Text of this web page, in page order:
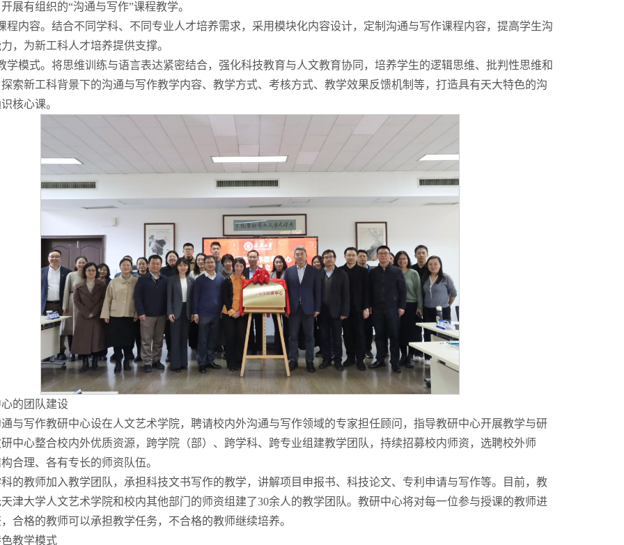
展有组织的“沟通与写作”课程教学。
程内容。结合不同学科、不同专业人才培养需求，采用模块化内容设计，定制沟通与写作课程内容，提高学生沟
，为新工科人才培养提供支撑。
学模式。将思维训练与语言表达紧密结合，强化科技教育与人文教育协同，培养学生的逻辑思维、批判性思维和
索新工科背景下的沟通与写作教学内容、教学方式、考核方式、教学效果反馈机制等，打造具有天大特色的沟
核心课。
的团队建设
与写作教研中心设在人文艺术学院，聘请校内外沟通与写作领域的专家担任顾问，指导教研中心开展教学与研
中心整合校内外优质资源，跨学院（部）、跨学科、跨专业组建教学团队，持续招募校内师资，选聘校外师
合理、各有专长的师资队伍。
的教师加入教学团队，承担科技文书写作的教学，讲解项目申报书、科技论文、专利申请与写作等。目前，教
津大学人文艺术学院和校内其他部门的师资组建了30余人的教学团队。教研中心将对每一位参与授课的教师进
合格的教师可以承担教学任务，不合格的教师继续培养。
教学模式